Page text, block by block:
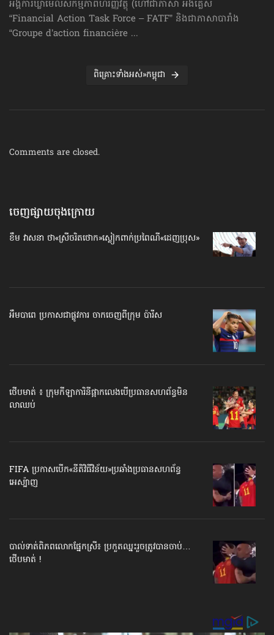
អង្គការឃ្លាំមើលសកម្មភាពហិរញ្ញវត្ថុ (ហៅ​ជា​ភាសា អង់គ្លេស
“Financial Action Task Force – FATF” និងជាភាសាបារាំង
“Groupe d’action financière ...
ពិគ្រោះទាំងអស់»កម្ពុជា
Comments are closed.
ចេញផ្សាយចុងក្រោយ
ខឹម វាសនា ថា«ស្រីចរិតថោក»​ស្លៀកពាក់ប្រពៃណី​«ដេញប្រុស»
អឹមបាពេ ប្រកាសជាផ្លូវការ ចាកចេញពីក្រុម ប៉ារីស
ថើបមាត់ ៖ ក្រុមកីឡាការិនី​ផ្អាកលេង​​បើប្រធានសហព័ន្ធ​មិន
លាឈប់
FIFA ប្រកាសបើក​«នីតិវិធីវិន័យ»​ប្រឆាំងប្រធានសហព័ន្ធ​
អេស្ប៉ាញ
បាល់ទាត់​ពិភពលោក​ផ្នែកស្រី៖ ប្រកួតឈ្នះរួច​ត្រូវបានចាប់…
ថើបមាត់ !